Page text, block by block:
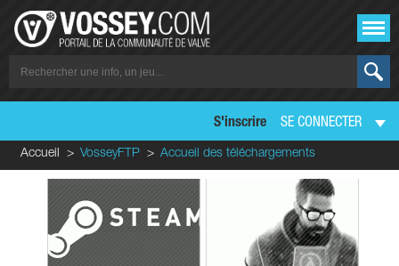
S'inscrire SE CONNECTER
Accueil VosseyFTP Accueil des téléchargements